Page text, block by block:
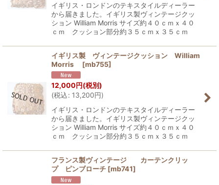
イギリス・ロンドンのテキスタイルディーラー
から届きました。イギリス製ヴィンテージクッ
ション William Morris サイズ約４０ｃｍｘ４０
ｃｍ クッション部分約３５ｃｍｘ３５ｃｍ
イギリス製 ヴィンテージクッション William
Morris
[mb755]
12,000円(税別)
(税込: 13,200円)
イギリス・ロンドンのテキスタイルディーラー
から届きました。イギリス製ヴィンテージクッ
ション William Morris サイズ約４０ｃｍｘ４０
ｃｍ クッション部分約３５ｃｍｘ３５ｃｍ
フランス製ヴィンテージ カーテンクリッ
プ ピンブローチ [mb741]